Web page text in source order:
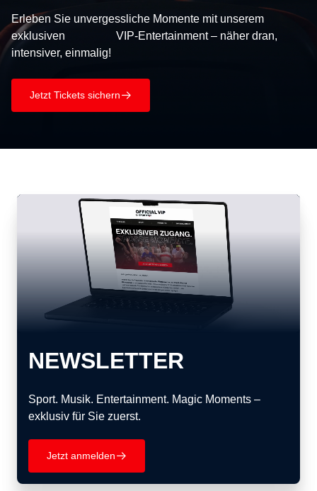
Erleben Sie unvergessliche Momente mit unserem
exklusiven VIP-Entertainment – näher dran,
intensiver, einmalig!
Jetzt Tickets sichern􀄫
NEWSLETTER
Sport. Musik. Entertainment. Magic Moments –
exklusiv für Sie zuerst.
Jetzt anmelden􀄫